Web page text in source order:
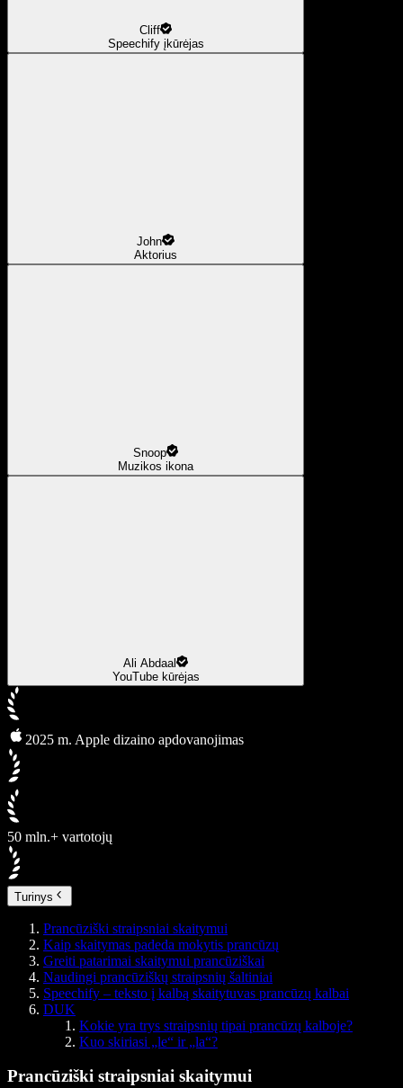
Cliff
Speechify įkūrėjas
John
Aktorius
Snoop
Muzikos ikona
Ali Abdaal
YouTube kūrėjas
2025 m. Apple dizaino apdovanojimas
50 mln.+ vartotojų
Turinys
Prancūziški straipsniai skaitymui
Kaip skaitymas padeda mokytis prancūzų
Greiti patarimai skaitymui prancūziškai
Naudingi prancūziškų straipsnių šaltiniai
Speechify – teksto į kalbą skaitytuvas prancūzų kalbai
DUK
Kokie yra trys straipsnių tipai prancūzų kalboje?
Kuo skiriasi „le“ ir „la“?
Prancūziški straipsniai skaitymui